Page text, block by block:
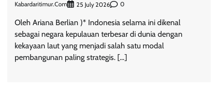
Kabardaritimur.com 25 July 2026 0
Oleh Ariana Berlian )* Indonesia selama ini dikenal
sebagai negara kepulauan terbesar di dunia dengan
kekayaan laut yang menjadi salah satu modal
pembangunan paling strategis. […]